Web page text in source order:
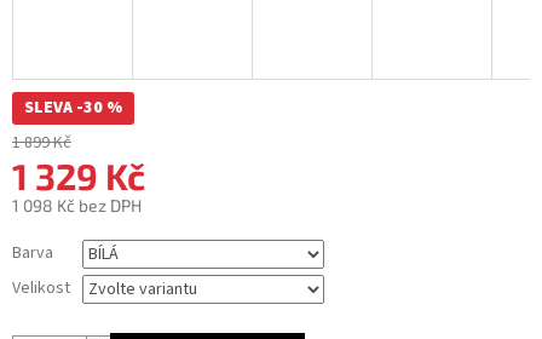
SLEVA -30 %
1 899 Kč
1 329 Kč
1 098 Kč bez DPH
cena:
Barva
Velikost